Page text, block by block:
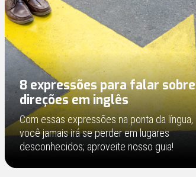
8 expressões para falar sobre
direções em inglês
Com essas expressões na ponta da língua,
você jamais irá se perder em lugares
desconhecidos; aproveite nosso guia!